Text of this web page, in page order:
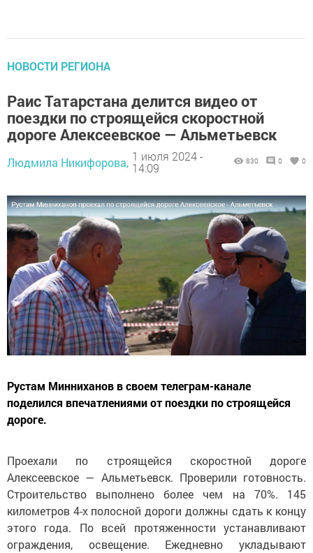
НОВОСТИ РЕГИОНА
Раис Татарстана делится видео от
поездки по строящейся скоростной
дороге Алексеевское — Альметьевск
Людмила Никифорова, 1 июля 2024 -
14:09
830 0 0
Рустам Минниханов в своем телеграм-канале
поделился впечатлениями от поездки по строящейся
дороге.
Проехали по строящейся скоростной дороге
Алексеевское — Альметьевск. Проверили готовность.
Строительство выполнено более чем на 70%. 145
километров 4-х полосной дороги должны сдать к концу
этого года. По всей протяженности устанавливают
ограждения, освещение. Ежедневно укладывают